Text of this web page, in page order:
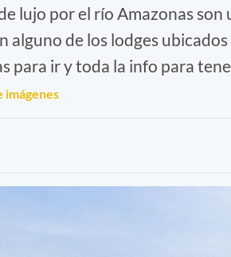
lujo por el río Amazonas
alguno de los lodges
para ir y toda la info para
imágenes